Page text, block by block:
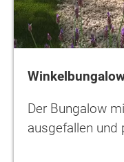
Der Bungalow
ausgefallen und